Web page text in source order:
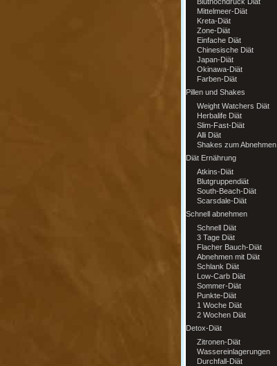
Mittelmeer-Diät
Kreta-Diät
Zone-Diät
Einfache Diät
Chinesische Diät
Japan-Diät
Okinawa-Diät
Farben-Diät
Pillen und Shakes
Weight Watchers Diät
Herbalife Diät
Slim-Fast-Diät
Alli Diät
Shakes zum Abnehmen
Diät Ernährung
Atkins-Diät
Blutgruppendiät
South-Beach-Diät
Scarsdale-Diät
Schnell abnehmen
Schnell Diät
3 Tage Diät
Flacher Bauch-Diät
Abnehmen mit Diät
Schlank Diät
Low-Carb Diät
Sommer-Diät
Punkte-Diät
1 Woche Diät
2 Wochen Diät
Detox-Diät
Zitronen-Diät
Wassereinlagerungen
Durchfall-Diät